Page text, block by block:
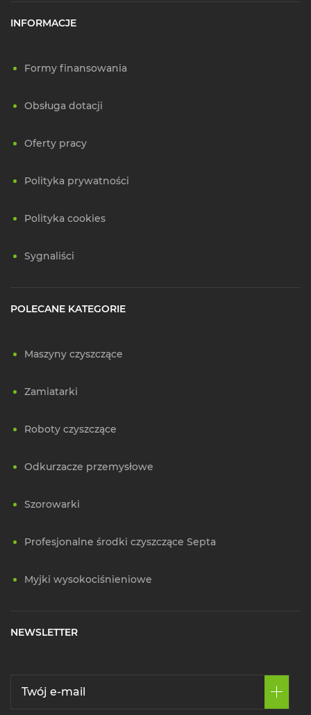
INFORMACJE
Formy finansowania
Obsługa dotacji
Oferty pracy
Polityka prywatności
Polityka cookies
Sygnaliści
POLECANE KATEGORIE
Maszyny czyszczące
Zamiatarki
Roboty czyszczące
Odkurzacze przemysłowe
Szorowarki
Profesjonalne środki czyszczące Septa
Myjki wysokociśnieniowe
NEWSLETTER